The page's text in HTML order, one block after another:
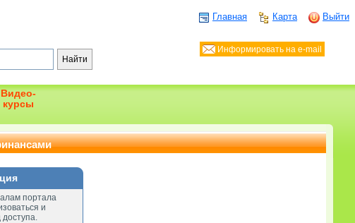
Главная Карта Выйти
Информировать на e-mail
Видео-
курсы
портала
и
доступа.